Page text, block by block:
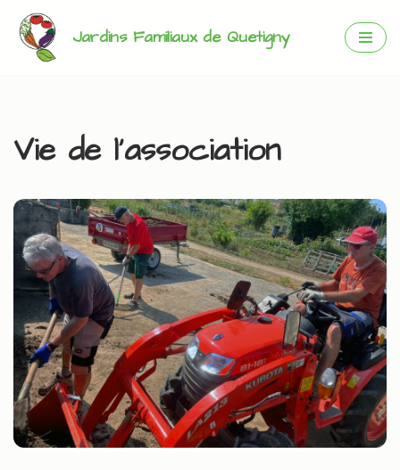
Aller
Jardins Familiaux de Quetigny
Vie de l’association